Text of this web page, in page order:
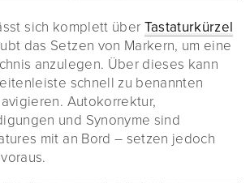
sich komplett über Tastaturkürzel
das Setzen von Markern, um eine
anzulegen. Über dieses kann
schnell zu benannten
Autokorrektur,
und Synonyme sind
mit an Bord – setzen jedoch